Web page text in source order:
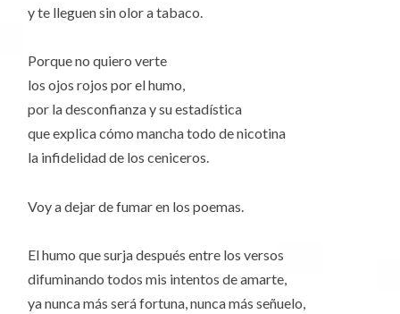
y te lleguen sin olor a tabaco.
Porque no quiero verte
los ojos rojos por el humo,
por la desconfianza y su estadística
que explica cómo mancha todo de nicotina
la infidelidad de los ceniceros.
Voy a dejar de fumar en los poemas.
El humo que surja después entre los versos
difuminando todos mis intentos de amarte,
ya nunca más será fortuna, nunca más señuelo,